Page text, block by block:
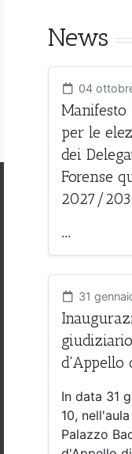
News
04
per le
dei
Forense
2027/
...
31
d'Appello
In data 31
10,
Palazzo